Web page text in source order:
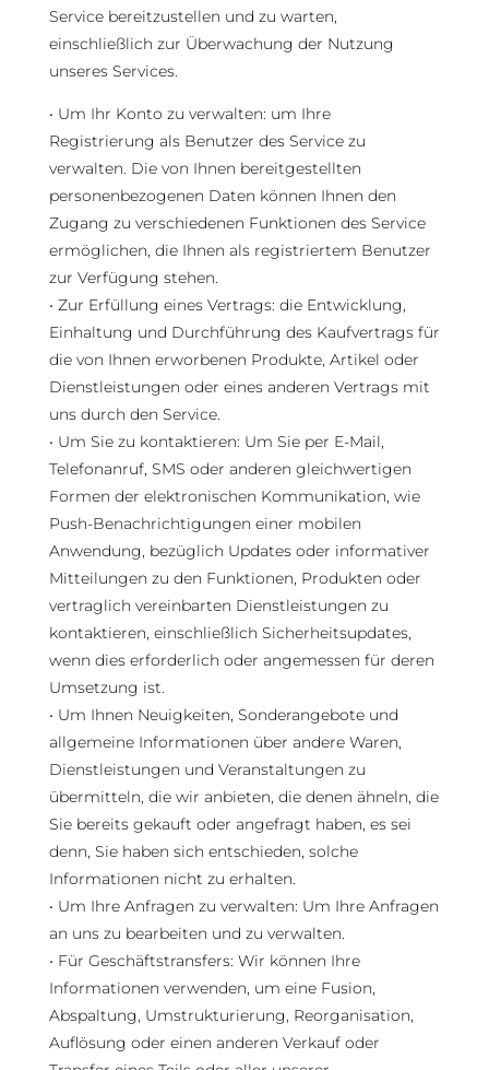
Service bereitzustellen und zu warten,
einschließlich zur Überwachung der Nutzung
unseres Services.
• Um Ihr Konto zu verwalten: um Ihre
Registrierung als Benutzer des Service zu
verwalten. Die von Ihnen bereitgestellten
personenbezogenen Daten können Ihnen den
Zugang zu verschiedenen Funktionen des Service
ermöglichen, die Ihnen als registriertem Benutzer
zur Verfügung stehen.
• Zur Erfüllung eines Vertrags: die Entwicklung,
Einhaltung und Durchführung des Kaufvertrags für
die von Ihnen erworbenen Produkte, Artikel oder
Dienstleistungen oder eines anderen Vertrags mit
uns durch den Service.
• Um Sie zu kontaktieren: Um Sie per E-Mail,
Telefonanruf, SMS oder anderen gleichwertigen
Formen der elektronischen Kommunikation, wie
Push-Benachrichtigungen einer mobilen
Anwendung, bezüglich Updates oder informativer
Mitteilungen zu den Funktionen, Produkten oder
vertraglich vereinbarten Dienstleistungen zu
kontaktieren, einschließlich Sicherheitsupdates,
wenn dies erforderlich oder angemessen für deren
Umsetzung ist.
• Um Ihnen Neuigkeiten, Sonderangebote und
allgemeine Informationen über andere Waren,
Dienstleistungen und Veranstaltungen zu
übermitteln, die wir anbieten, die denen ähneln, die
Sie bereits gekauft oder angefragt haben, es sei
denn, Sie haben sich entschieden, solche
Informationen nicht zu erhalten.
• Um Ihre Anfragen zu verwalten: Um Ihre Anfragen
an uns zu bearbeiten und zu verwalten.
• Für Geschäftstransfers: Wir können Ihre
Informationen verwenden, um eine Fusion,
Abspaltung, Umstrukturierung, Reorganisation,
Auflösung oder einen anderen Verkauf oder